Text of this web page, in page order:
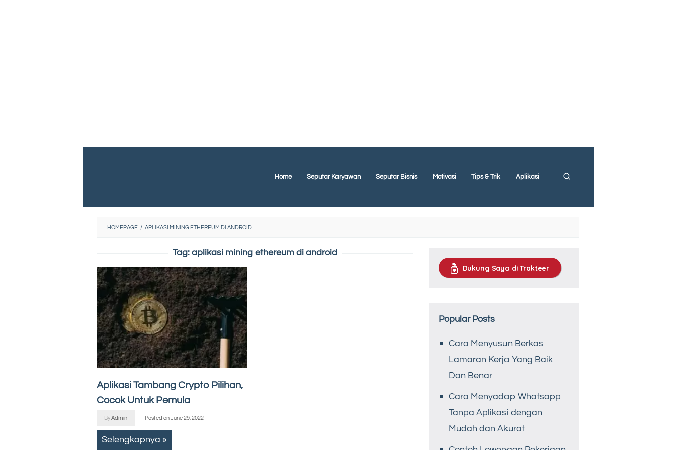
Home Seputar Karyawan Seputar Bisnis Motivasi Tips & Trik Aplikasi
HOMEPAGE / APLIKASI MINING ETHEREUM DI ANDROID
Tag: aplikasi mining ethereum di android
Aplikasi Tambang Crypto Pilihan,
Cocok Untuk Pemula
ByAdmin Posted onJune 29, 2022
Selengkapnya »
Dukung Saya di Trakteer
Popular Posts
Cara Menyusun Berkas
Lamaran Kerja Yang Baik
Dan Benar
Cara Menyadap Whatsapp
Tanpa Aplikasi dengan
Mudah dan Akurat